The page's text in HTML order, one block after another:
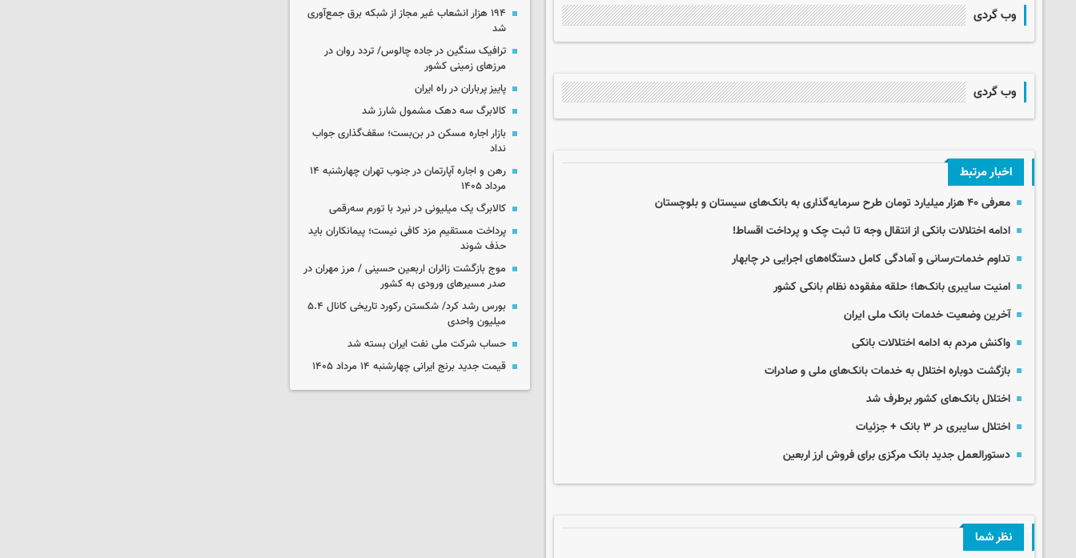
وب گردی
وب گردی
اخبار مرتبط
معرفی ۴۰ هزار میلیارد تومان طرح سرمایه‌گذاری به بانک‌های سیستان و بلوچستان
ادامه اختلالات بانکی از انتقال وجه تا ثبت چک و پرداخت اقساط!
تداوم خدمات‌رسانی و آمادگی کامل دستگاه‌های اجرایی در چابهار
امنیت سایبری بانک‌ها؛ حلقه مفقوده نظام بانکی کشور
آخرین وضعیت خدمات بانک ملی ایران
واکنش مردم به ادامه اختلالات بانکی
بازگشت دوباره اختلال به خدمات بانک‌های ملی و صادرات
اختلال بانک‌های کشور برطرف شد
اختلال سایبری در ۳ بانک + جزئیات
دستورالعمل جدید بانک مرکزی برای فروش ارز اربعین
نظر شما
۱۹۴ هزار انشعاب غیر مجاز از شبکه برق جمع‌آوری
شد
ترافیک سنگین در جاده چالوس/ تردد روان در
مرزهای زمینی کشور
پاییز پرباران در راه ایران
کالابرگ سه دهک مشمول شارز شد
بازار اجاره مسکن در بن‌بست؛ سقف‌گذاری جواب
نداد
رهن و اجاره آپارتمان در جنوب تهران چهارشنبه ۱۴
مرداد ۱۴۰۵
کالابرگ یک میلیونی در نبرد با تورم سه‌رقمی
پرداخت مستقیم مزد کافی نیست؛ پیمانکاران باید
حذف شوند
موج بازگشت زائران اربعین حسینی / مرز مهران در
صدر مسیرهای ورودی به کشور
بورس رشد کرد/ شکستن رکورد تاریخی کانال ۵.۴
میلیون واحدی
حساب‌ شرکت ملی نفت ایران بسته شد
قیمت جدید برنج ایرانی چهارشنبه ۱۴ مرداد ۱۴۰۵